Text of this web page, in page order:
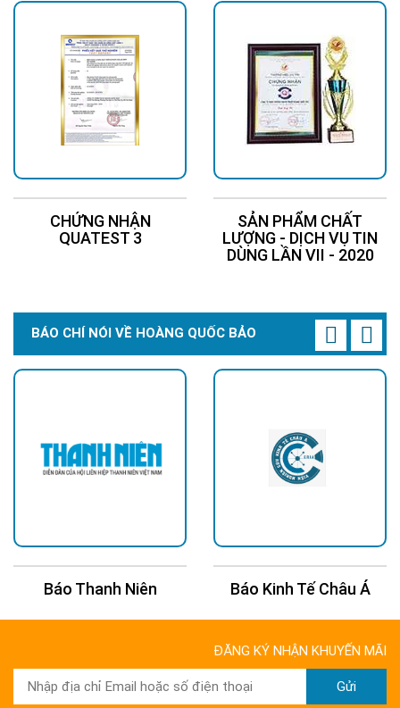
CHỨNG NHẬN
QUATEST 3
SẢN PHẨM CHẤT
LƯỢNG - DỊCH VỤ TIN
DÙNG LẦN VII - 2020
BÁO CHÍ NÓI VỀ HOÀNG QUỐC BẢO
Báo Thanh Niên Báo Kinh Tế Châu Á
ĐĂNG KÝ NHẬN KHUYẾN MÃI
Gửi